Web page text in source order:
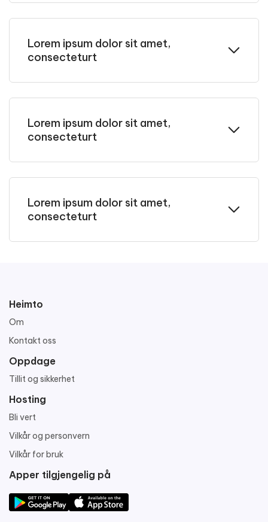
Lorem ipsum dolor sit amet,
consecteturt
Lorem ipsum dolor sit amet,
consecteturt
Lorem ipsum dolor sit amet,
consecteturt
Heimto
Om
Kontakt oss
Oppdage
Tillit og sikkerhet
Hosting
Bli vert
Vilkår og personvern
Vilkår for bruk
Apper tilgjengelig på